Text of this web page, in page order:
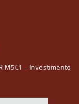
M5C1 - Investimento